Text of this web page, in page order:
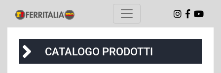
CATALOGO PRODOTTI